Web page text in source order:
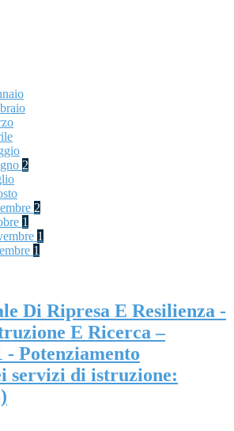
2
2
1
1
1
Di Ripresa E Resilienza -
E Ricerca –
- Potenziamento
servizi di istruzione: